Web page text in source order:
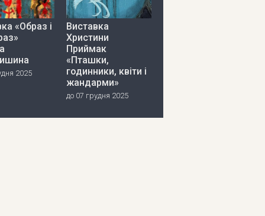
«Образ і
2025
Виставка
Христини
Приймак
«Пташки,
годинники, квіти і
жандарми»
до 07 грудня 2025